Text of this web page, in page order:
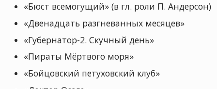
«Бюст всемогущий» (в гл. роли П. Андерсон)
«Двенадцать разгневанных месяцев»
«Губернатор-2. Скучный день»
«Пираты Мёртвого моря»
«Бойцовский петуховский клуб»